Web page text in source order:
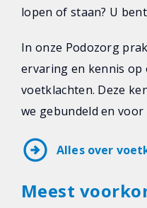
lopen of staan? U
In onze Podozorg
ervaring en kennis
voetklachten. Deze
we gebundeld en
arrow_circle_right Alles over
Meest